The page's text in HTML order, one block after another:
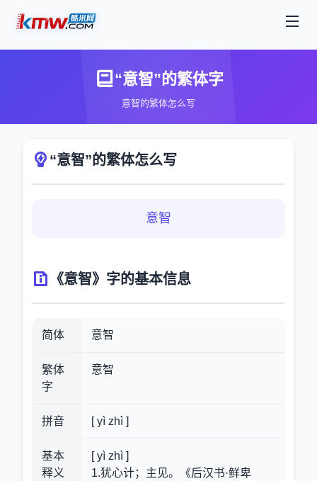
“意智”的繁体字
意智的繁体怎么写
“意智”的繁体怎么写
意智
《意智》字的基本信息
简体 意智
繁体
字
意智
拼音 [ yì zhì ]
基本
释义
[ yì zhì ]
1.犹心计；主见。《后汉书·鲜卑